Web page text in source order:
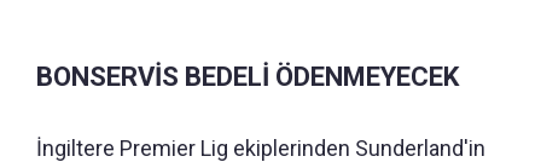
BONSERVİS BEDELİ ÖDENMEYECEK
İngiltere Premier Lig ekiplerinden Sunderland'in